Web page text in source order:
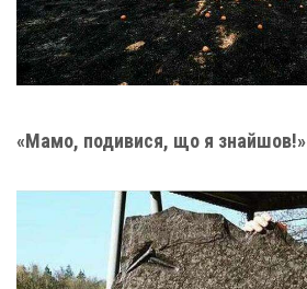
«Мамо, подивися, що я знайшов!»